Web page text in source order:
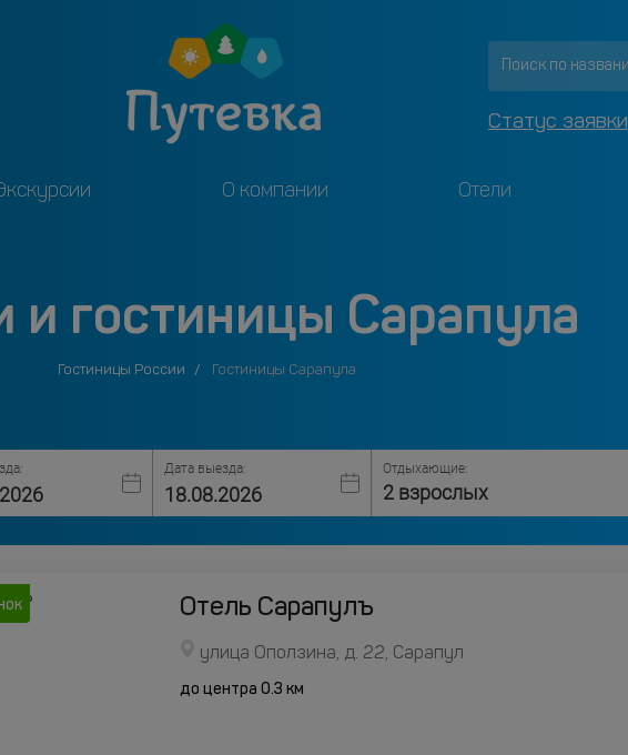
Статус заявки
О компании Отели
и гостиницы Сарапула
Гостиницы России Гостиницы Сарапула
Дата выезда: Отдыхающие:
2 взрослых
Отель Сарапулъ
улица Оползина, д. 22, Сарапул
до центра 0.3 км